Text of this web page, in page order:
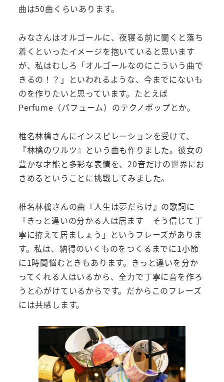
曲は50曲くらいあります。
みなさんはオルゴールに、夜寝る前に聞くと落ち
着くといったイメージを抱いていると思います
が、私はむしろ「オルゴールなのにこういう曲で
きるの！？」といわれるような、今までにないも
のを作りたいと思っています。たとえば
Perfume（パフューム）のテクノポップとか。
椎名林檎さんにインスピレーションを受けて、
『林檎のワルツ』 という曲も作りました。彼女の
豊かな才能と多彩な表情を、20音だけの世界にお
さめるということに挑戦してみました。
椎名林檎さんの曲 『人生は夢だらけ』の歌詞に
「きっと違いの分かる人は居ます そう信じて丁
寧に拵えて居ましょう」というフレーズがありま
す。私は、納得のいくものをつくるまでに1小節
に1時間悩むときもあります。きっと違いを分か
ってくれる人はいるから、全力で丁寧に音を作ろ
うと心がけているからです。だからこのフレーズ
には共感します。